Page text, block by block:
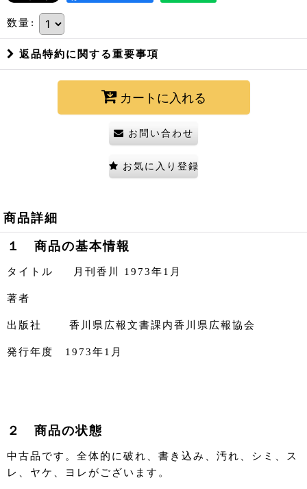
数量 :
返品特約に関する重要事項
カートに入れる
お問い合わせ
お気に入り登録
商品詳細
１ 商品の基本情報
タイトル 月刊香川 1973年1月
著者
出版社 香川県広報文書課内香川県広報協会
発行年度 1973年1月
２ 商品の状態
中古品です。全体的に破れ、書き込み、汚れ、シミ、ス
レ、ヤケ、ヨレがございます。